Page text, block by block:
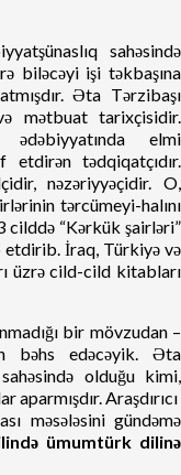
sahəsində
biləcəyi işi təkbaşına
Əta Tərzibaşı
mətbuat tarixçisidir.
elmi
etdirən tədqiqatçıdır.
nəzəriyyəçidir. O,
tərcümeyi-halını
cilddə “Kərkük şairləri”
etdirib. İraq, Türkiyə və
üzrə cild-cild kitabları
bir mövzudan –
bəhs edəcəyik. Əta
olduğu kimi,
Araşdırıcı
məsələsini gündəmə
ümumtürk dilinə